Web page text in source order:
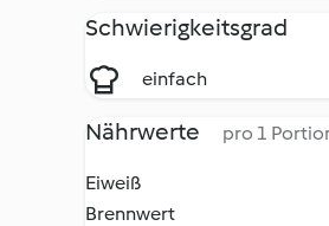
Schwierigkeitsgrad
einfach
Nährwerte pro 1
Eiweiß
Brennwert